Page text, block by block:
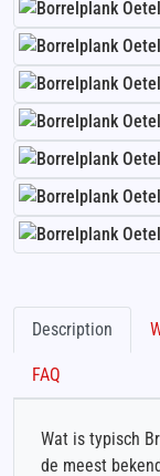
Description
FAQ
Wat is typisch
de meest